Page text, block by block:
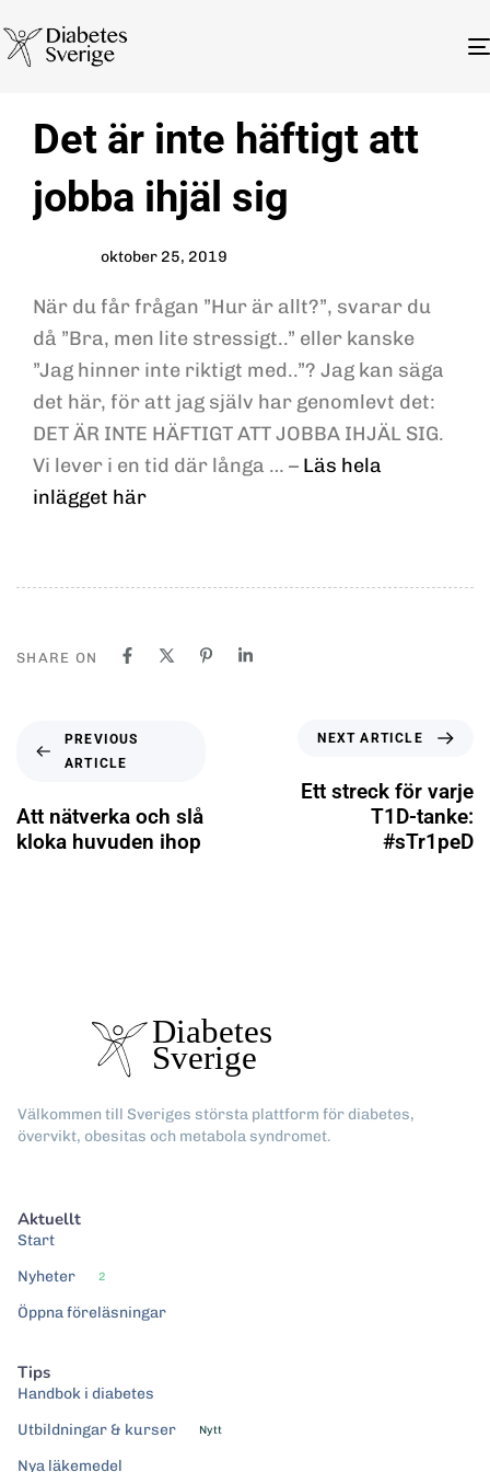
IN:
Det är inte häftigt att
jobba ihjäl sig
on:
oktober 25, 2019
När du får frågan ”Hur är allt?”, svarar du
då ”Bra, men lite stressigt..” eller kanske
”Jag hinner inte riktigt med..”? Jag kan säga
det här, för att jag själv har genomlevt det:
DET ÄR INTE HÄFTIGT ATT JOBBA IHJÄL SIG.
Vi lever i en tid där långa … – Läs hela
inlägget här
SHARE ON
PREVIOUS
ARTICLE
Att nätverka och slå
kloka huvuden ihop
NEXT ARTICLE
Ett streck för varje
T1D-tanke:
#sTr1peD
Välkommen till Sveriges största plattform för diabetes,
övervikt, obesitas och metabola syndromet.
Aktuellt
Start
Nyheter
2
Öppna föreläsningar
Tips
Handbok i diabetes
Utbildningar & kurser
Nytt
Nya läkemedel